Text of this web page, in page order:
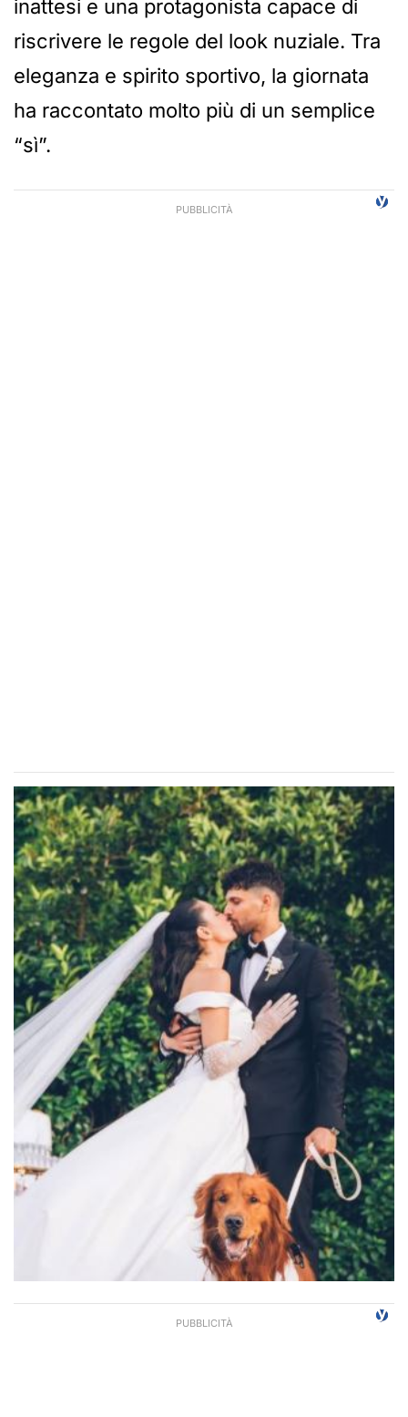
inattesi e una protagonista capace di
riscrivere le regole del look nuziale. Tra
eleganza e spirito sportivo, la giornata
ha raccontato molto più di un semplice
“sì”.